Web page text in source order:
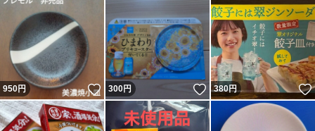
950円 いいね！
300円 いいね！
380円